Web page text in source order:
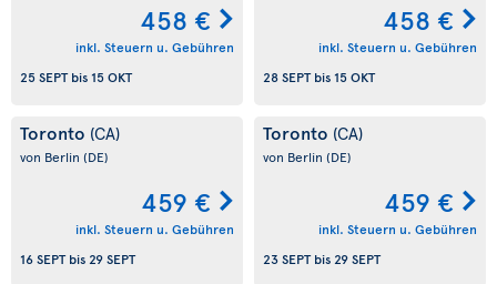
458 €
inkl. Steuern u. Gebühren
25 SEPTbis 15 OKT
458 €
inkl. Steuern u. Gebühren
28 SEPTbis 15 OKT
Toronto (CA)
von Berlin (DE)
459 €
inkl. Steuern u. Gebühren
16 SEPTbis29 SEPT
Toronto (CA)
von Berlin (DE)
459 €
inkl. Steuern u. Gebühren
23 SEPTbis29 SEPT